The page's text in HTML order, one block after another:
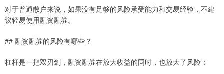
对于普通散户来说，如果没有足够的风险承受能力和交易经验，不建
议轻易使用融资融券。
## 融资融券的风险有哪些？
杠杆是一把双刃剑，融资融券在放大收益的同时，也放大了风险：